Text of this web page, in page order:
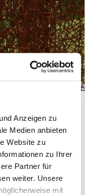
Anzeigen zu
Medien anbieten
Website zu
zu Ihrer
Partner für
weiter. Unsere
mit
sich gut als